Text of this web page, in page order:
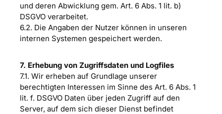
und deren Abwicklung gem. Art. 6 Abs. 1 lit. b)
DSGVO verarbeitet.
6.2. Die Angaben der Nutzer können in unseren
internen Systemen gespeichert werden.
7. Erhebung von Zugriffsdaten und Logfiles
7.1. Wir erheben auf Grundlage unserer
berechtigten Interessen im Sinne des Art. 6 Abs. 1
lit. f. DSGVO Daten über jeden Zugriff auf den
Server, auf dem sich dieser Dienst befindet